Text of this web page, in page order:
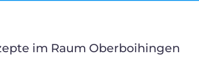
im Raum Oberboihingen